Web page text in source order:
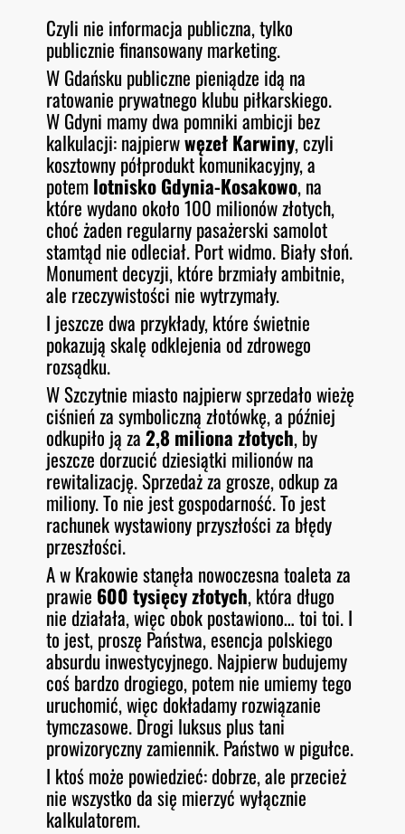
Czyli nie informacja publiczna, tylko
publicznie finansowany marketing.
W Gdańsku publiczne pieniądze idą na
ratowanie prywatnego klubu piłkarskiego.
W Gdyni mamy dwa pomniki ambicji bez
kalkulacji: najpierwwęzeł Karwiny, czyli
kosztowny półprodukt komunikacyjny, a
potemlotnisko Gdynia-Kosakowo, na
które wydano około 100 milionów złotych,
choć żaden regularny pasażerski samolot
stamtąd nie odleciał. Port widmo. Biały słoń.
Monument decyzji, które brzmiały ambitnie,
ale rzeczywistości nie wytrzymały.
I jeszcze dwa przykłady, które świetnie
pokazują skalę odklejenia od zdrowego
rozsądku.
W Szczytnie miasto najpierw sprzedało wieżę
ciśnień za symboliczną złotówkę, a później
odkupiło ją za2,8 miliona złotych, by
jeszcze dorzucić dziesiątki milionów na
rewitalizację. Sprzedaż za grosze, odkup za
miliony. To nie jest gospodarność. To jest
rachunek wystawiony przyszłości za błędy
przeszłości.
A w Krakowie stanęła nowoczesna toaleta za
prawie 600 tysięcy złotych, która długo
nie działała, więc obok postawiono… toi toi. I
to jest, proszę Państwa, esencja polskiego
absurdu inwestycyjnego. Najpierw budujemy
coś bardzo drogiego, potem nie umiemy tego
uruchomić, więc dokładamy rozwiązanie
tymczasowe. Drogi luksus plus tani
prowizoryczny zamiennik. Państwo w pigułce.
I ktoś może powiedzieć: dobrze, ale przecież
nie wszystko da się mierzyć wyłącznie
kalkulatorem.